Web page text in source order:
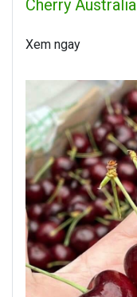
Cherry Australia
Xem ngay